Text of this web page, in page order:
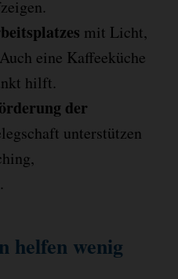
mit Licht,
eine Kaffeeküche
hilft.
der
unterstützen
helfen wenig